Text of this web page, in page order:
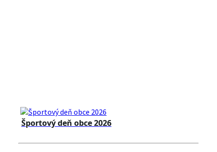
Športový deň obce 2026